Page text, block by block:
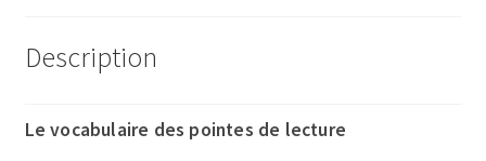
Description
Le vocabulaire des pointes de lecture